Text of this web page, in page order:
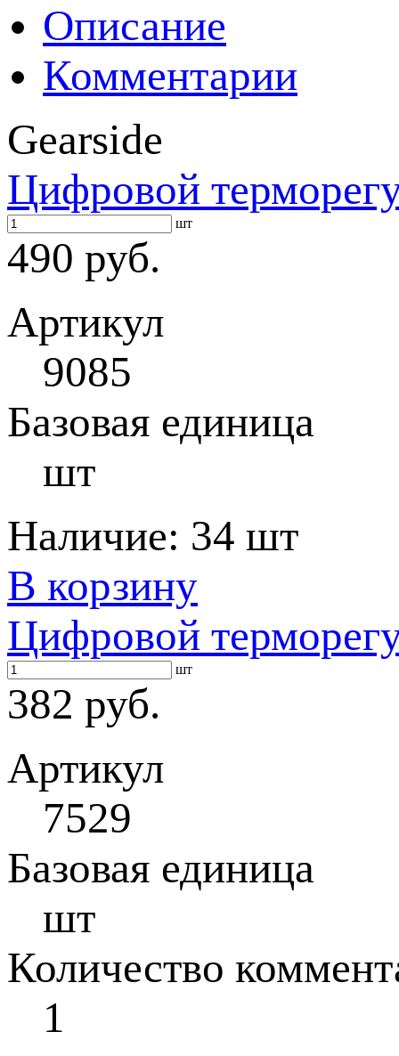
Описание
Комментарии
Gearside
Цифровой
шт
490 руб.
Артикул
9085
Базовая единица
шт
Наличие: 34 шт
В корзину
Цифровой
шт
382 руб.
Артикул
7529
Базовая единица
шт
Количество
1